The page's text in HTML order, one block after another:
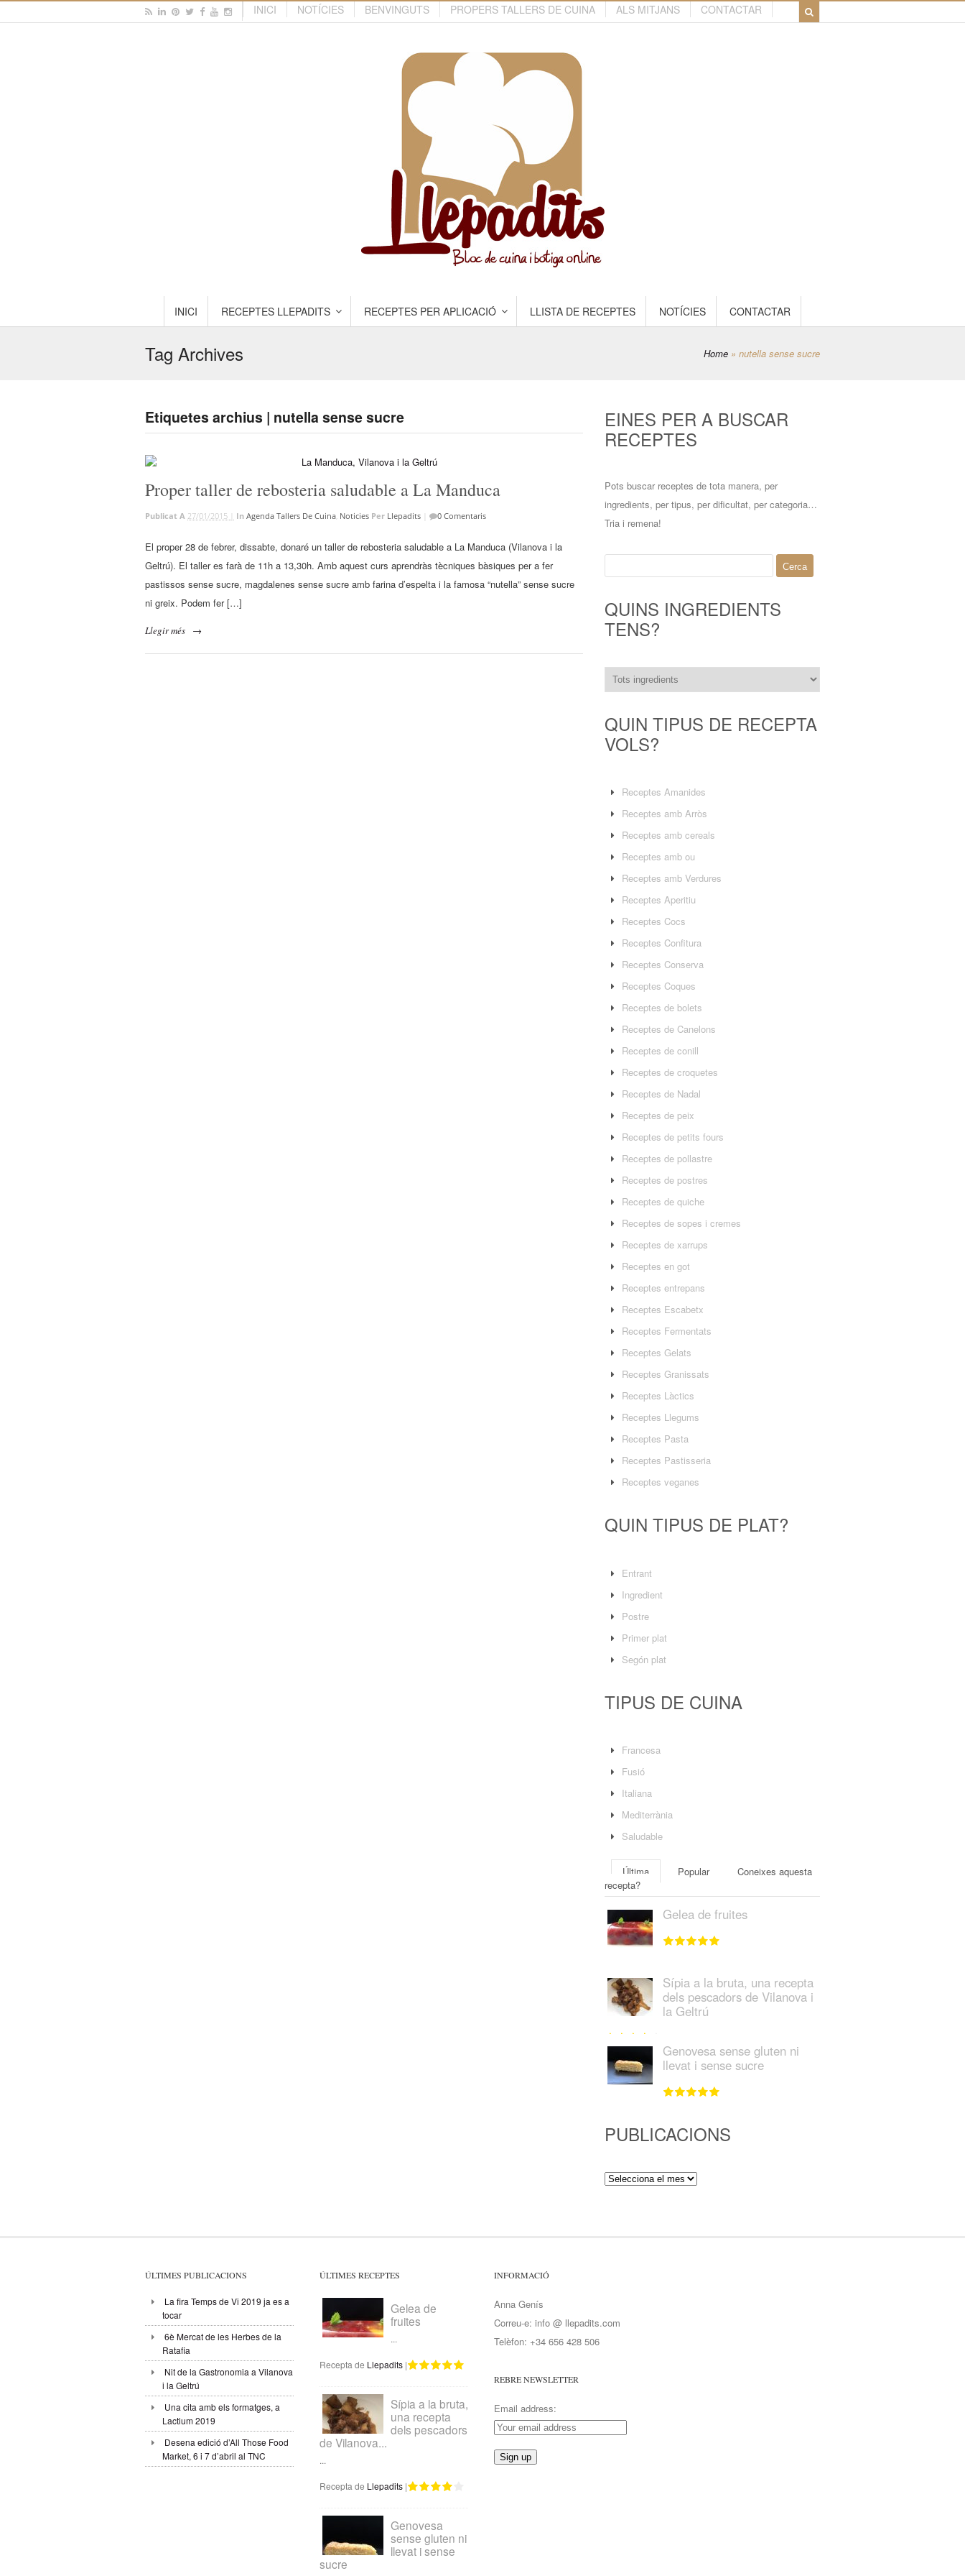
INICI NOTÍCIES BENVINGUTS PROPERS TALLERS DE CUINA ALS MITJANS CONTACTAR
INICI RECEPTES LLEPADITS RECEPTES PER APLICACIÓ LLISTA DE RECEPTES NOTÍCIES CONTACTAR
Tag Archives Home » nutella sense sucre
Etiquetes archius | nutella sense sucre
Proper taller de rebosteria saludable a La Manduca
Publicat A 27/01/2015 | In Agenda Tallers De Cuina, Noticies Per Llepadits 0 Comentaris
El proper 28 de febrer, dissabte, donaré un taller de rebosteria saludable a La Manduca (Vilanova i la
Geltrú). El taller es farà de 11h a 13,30h. Amb aquest curs aprendràs tècniques bàsiques per a fer
pastissos sense sucre, magdalenes sense sucre amb farina d’espelta i la famosa “nutella” sense sucre
ni greix. Podem fer […]
Llegir més →
EINES PER A BUSCAR
RECEPTES
Pots buscar receptes de tota manera, per
ingredients, per tipus, per dificultat, per categoria…
Tria i remena!
QUINS INGREDIENTS
TENS?
QUIN TIPUS DE RECEPTA
VOLS?
Receptes Amanides
Receptes amb Arròs
Receptes amb cereals
Receptes amb ou
Receptes amb Verdures
Receptes Aperitiu
Receptes Cocs
Receptes Confitura
Receptes Conserva
Receptes Coques
Receptes de bolets
Receptes de Canelons
Receptes de conill
Receptes de croquetes
Receptes de Nadal
Receptes de peix
Receptes de petits fours
Receptes de pollastre
Receptes de postres
Receptes de quiche
Receptes de sopes i cremes
Receptes de xarrups
Receptes en got
Receptes entrepans
Receptes Escabetx
Receptes Fermentats
Receptes Gelats
Receptes Granissats
Receptes Làctics
Receptes Llegums
Receptes Pasta
Receptes Pastisseria
Receptes veganes
QUIN TIPUS DE PLAT?
Entrant
Ingredient
Postre
Primer plat
Segón plat
TIPUS DE CUINA
Francesa
Fusió
Italiana
Mediterrània
Saludable
Última Popular
Coneixes aquesta
recepta?
Gelea de fruites
Sípia a la bruta, una recepta
dels pescadors de Vilanova i
la Geltrú
Genovesa sense gluten ni
llevat i sense sucre
PUBLICACIONS
Publicacions
ÚLTIMES PUBLICACIONS
La fira Temps de Vi 2019 ja es a
tocar
6è Mercat de les Herbes de la
Ratafia
Nit de la Gastronomia a Vilanova
i la Geltrú
Una cita amb els formatges, a
Lactium 2019
Desena edició d’All Those Food
Market, 6 i 7 d’abril al TNC
ÚLTIMES RECEPTES
Gelea de
fruites
...
Recepta de Llepadits|
Sípia a la bruta,
una recepta
dels pescadors
de Vilanova...
...
Recepta de Llepadits|
Genovesa
sense gluten ni
llevat i sense
sucre
INFORMACIÓ
Anna Genís
Correu-e: info @ llepadits.com
Telèfon: +34 656 428 506
REBRE NEWSLETTER
Email address: